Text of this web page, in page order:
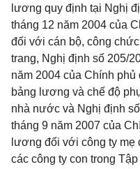
lương quy định tại Nghị
tháng 12 năm 2004 của
đối với cán bộ, công
trang, Nghị định số 205/
năm 2004 của Chính
bảng lương và chế độ
nhà nước và Nghị định
tháng 9 năm 2007 của
lương đối với công ty
các công ty con trong